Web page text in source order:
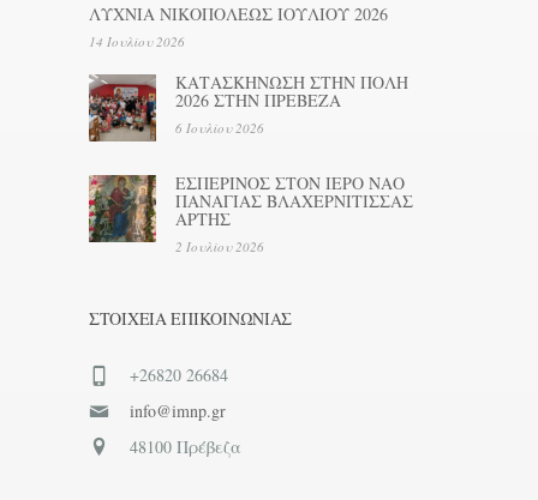
ΛΥΧΝΙΑ ΝΙΚΟΠΟΛΕΩΣ ΙΟΥΛΙΟΥ 2026
14 Ιουλίου 2026
ΚΑΤΑΣΚΗΝΩΣΗ ΣΤΗΝ ΠΟΛΗ
2026 ΣΤΗΝ ΠΡΕΒΕΖΑ
6 Ιουλίου 2026
ΕΣΠΕΡΙΝΟΣ ΣΤΟΝ ΙΕΡΟ ΝΑΟ
ΠΑΝΑΓΙΑΣ ΒΛΑΧΕΡΝΙΤΙΣΣΑΣ
ΑΡΤΗΣ
2 Ιουλίου 2026
ΣΤΟΙΧΕΊΑ ΕΠΙΚΟΙΝΩΝΊΑΣ
+26820 26684
info@imnp.gr
48100 Πρέβεζα